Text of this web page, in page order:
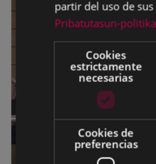
partir del uso de
Pribatutasun-politika
Cookies
estrictamente
necesarias
Cookies de
preferencias